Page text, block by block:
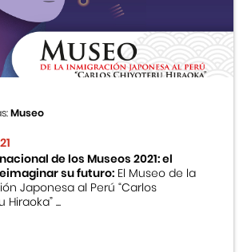
Peruano Japonés
la Inmigración Japonesa
Japonés
Museo
de los Museos 2021: el
su futuro:El Museo de la
Japonesa al Perú “Carlos
...